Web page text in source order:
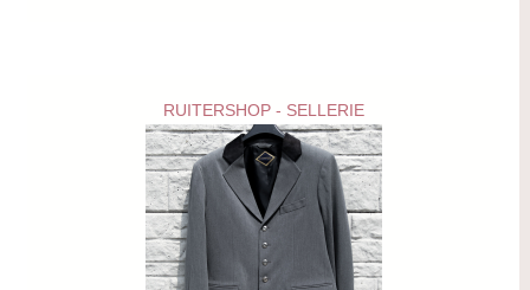
RUITERSHOP - SELLERIE